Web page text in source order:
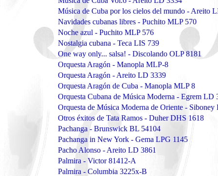
Música de Cuba por los cielos del mundo - Areito
Navidades cubanas libres - Puchito MLP 570
Noche azul - Puchito MLP 576
Nostalgia cubana - Teca LIS 739
One way only... salsa! - Discolando OLP 8181
Orquesta Aragón - Manopla MLP-8
Orquesta Aragón - Areito LD 3339
Orquesta Aragón de Cuba - Manopla MLP 8
Orquesta Cubana de Música Moderna - Egrem LD
Orquesta de Música Moderna de Oriente -
Otros éxitos de Tata Ramos - Duher DHS 1618
Pachanga - Brunswick BL 54104
Pachanga in New York - Gema LPG 1145
Pacho Alonso - Areito LD 3861
Palmira - Victor 81412-A
Palmira - Columbia 3225x-B